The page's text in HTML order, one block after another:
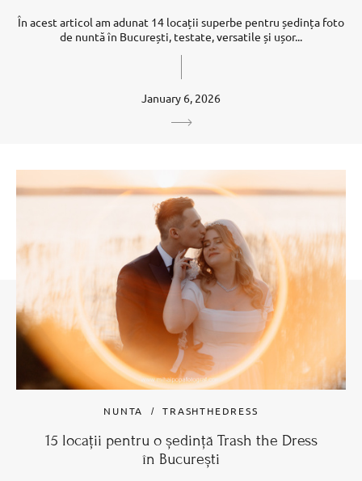
În acest articol am adunat 14 locații superbe pentru ședința foto
de nuntă în București, testate, versatile și ușor...
January 6, 2026
NUNTA TRASHTHEDRESS
15 locații pentru o ședință Trash the Dress
în București